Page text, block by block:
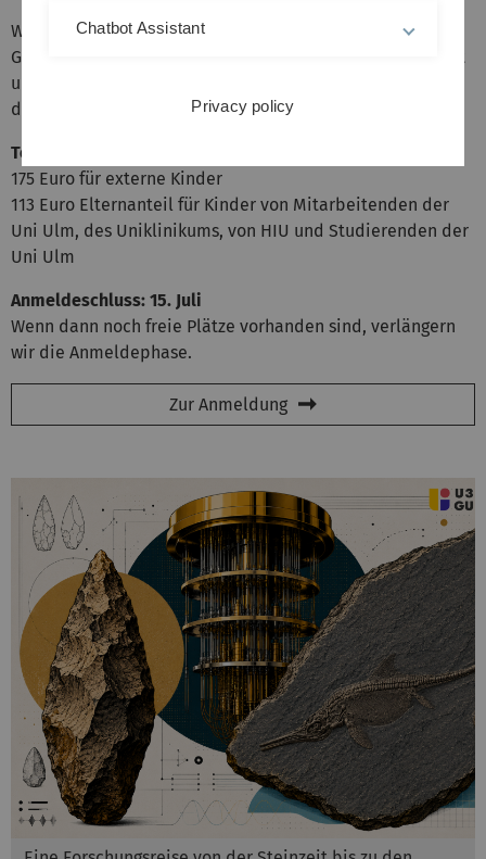
Wissen war und ist der Schlüssel zum Überleben.
Gemeinsam entdecken wir, wie Vergangenheit, Gegenwart
und deine Zukunft miteinander verbunden sind – und wie
daraus die Ideen von morgen entstehen.
Teilnahmegebühr
175 Euro für externe Kinder
113 Euro Elternanteil für Kinder von Mitarbeitenden der
Uni Ulm, des Uniklinikums, von HIU und Studierenden der
Uni Ulm
Anmeldeschluss: 15. Juli
Wenn dann noch freie Plätze vorhanden sind, verlängern
wir die Anmeldephase.
Zur Anmeldung
Chatbot Assistant
Privacy policy